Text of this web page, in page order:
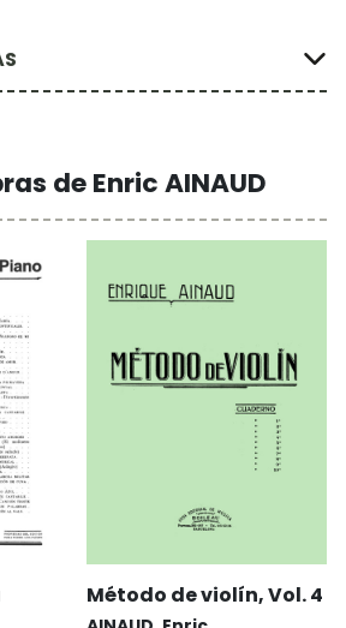
de Enric AINAUD
Método de violín, Vol. 4